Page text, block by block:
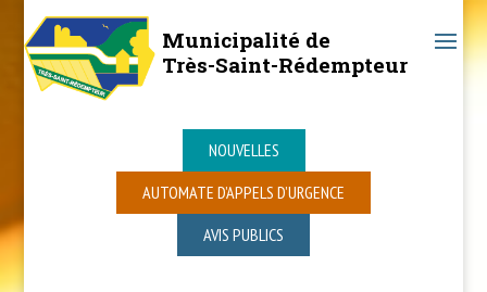
Municipalité de
Très-Saint-Rédempteur
NOUVELLES
AUTOMATE D’APPELS D’URGENCE
AVIS PUBLICS